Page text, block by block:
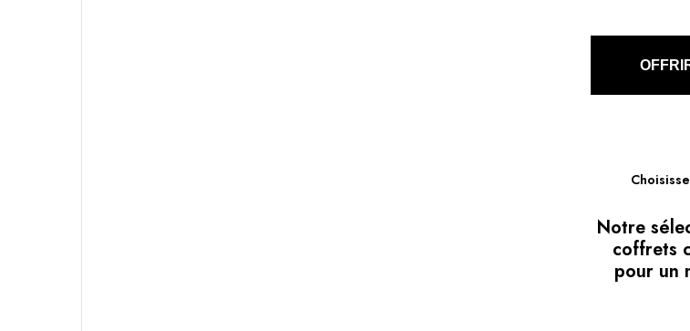
Notre
coffrets
pour un